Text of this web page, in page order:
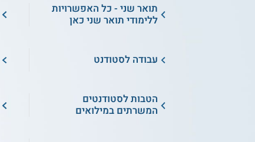
תואר שני - כל האפשרויות
ללימודי תואר שני כאן
עבודה לסטודנט
הטבות לסטודנטים
המשרתים במילואים